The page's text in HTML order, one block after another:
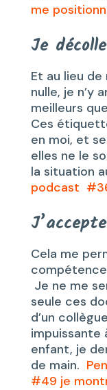
me
Je
Et au lieu de
nulle, je n’y
meilleurs
Ces
en moi, et
elles ne le
la situation
podcast
Cela me
Je ne me
seule ces
d’un
impuissante
enfant, je
de main.
#49 je